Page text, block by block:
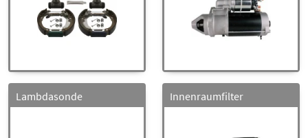
Lambdasonde Innenraumfilter